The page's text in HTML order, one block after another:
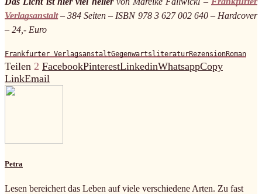
Verlagsanstalt– 384 Seiten – ISBN 978 3 627 002 640 – Hardcover
– 24,- Euro
Frankfurter VerlagsanstaltGegenwartsliteraturRezensionRoman
Teilen 2 FacebookPinterestLinkedinWhatsappCopy
LinkEmail
Petra
Lesen bereichert das Leben auf viele verschiedene Arten. Zu fast